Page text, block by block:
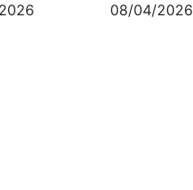
2026 08/04/2026